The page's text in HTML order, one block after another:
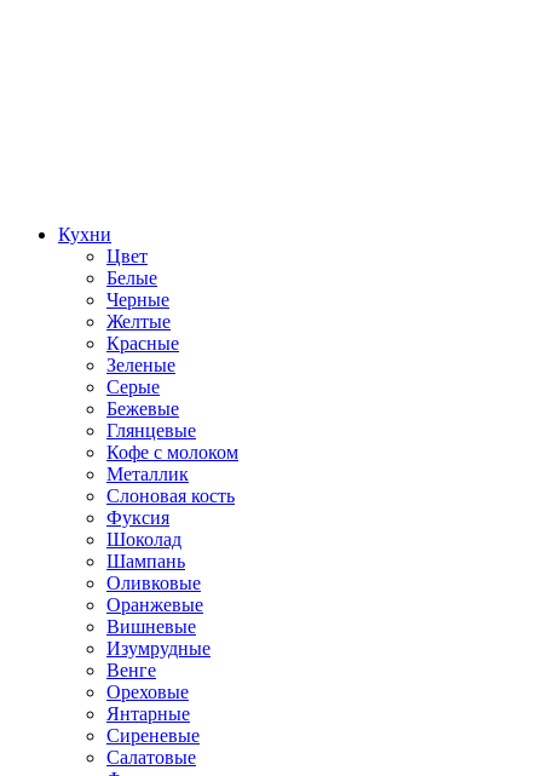
Кухни
Цвет
Белые
Черные
Желтые
Красные
Зеленые
Серые
Бежевые
Глянцевые
Кофе с молоком
Металлик
Слоновая кость
Фуксия
Шоколад
Шампань
Оливковые
Оранжевые
Вишневые
Изумрудные
Венге
Ореховые
Янтарные
Сиреневые
Салатовые